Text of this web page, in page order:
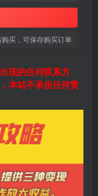
买，可保存购买订单
现的任何联系方
本站不承担任何责